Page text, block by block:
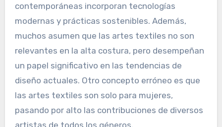
contemporáneas incorporan tecnologías
modernas y prácticas sostenibles. Además,
muchos asumen que las artes textiles no son
relevantes en la alta costura, pero desempeñan
un papel significativo en las tendencias de
diseño actuales. Otro concepto erróneo es que
las artes textiles son solo para mujeres,
pasando por alto las contribuciones de diversos
artistas de todos los géneros.